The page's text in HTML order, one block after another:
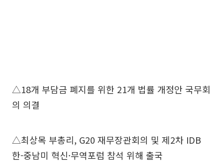
△18개 부담금 폐지를 위한 21개 법률 개정안 국무회
의 의결
△최상목 부총리, G20 재무장관회의 및 제2차 IDB
한-중남미 혁신·무역포럼 참석 위해 출국